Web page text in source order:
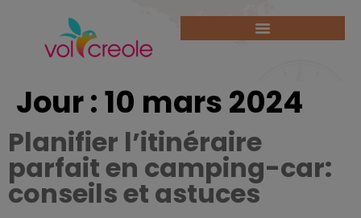
Jour :10 mars 2024
Planifier l’itinéraire
parfait en camping-car:
conseils et astuces